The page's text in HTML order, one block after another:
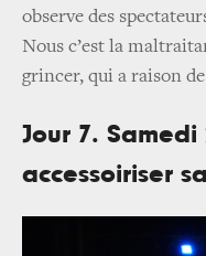
observe des
Nous c’est la
grincer, qui a raison
Jour 7. Samedi
accessoiriser